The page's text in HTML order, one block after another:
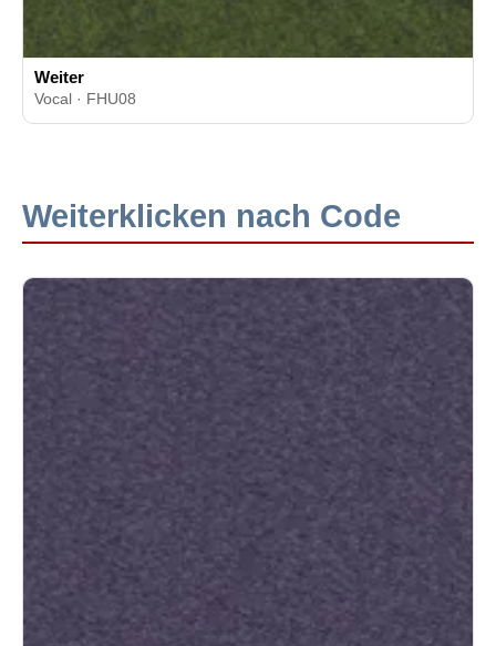
Weiter
Vocal · FHU08
Weiterklicken nach Code